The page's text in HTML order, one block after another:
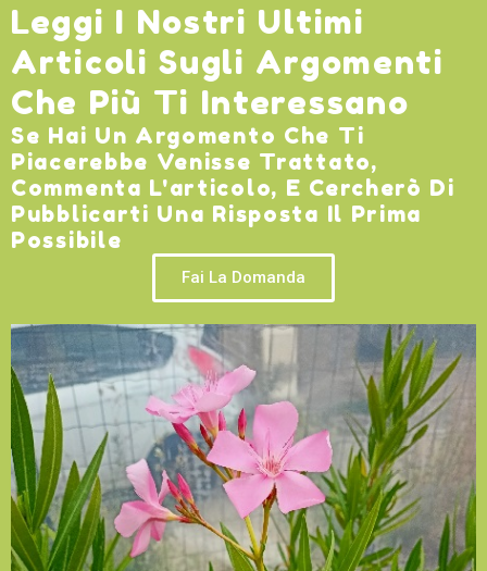
Leggi I Nostri Ultimi
Articoli Sugli Argomenti
Che Più Ti Interessano
Se Hai Un Argomento Che Ti
Piacerebbe Venisse Trattato,
Commenta L'articolo, E Cercherò Di
Pubblicarti Una Risposta Il Prima
Possibile
Fai La Domanda